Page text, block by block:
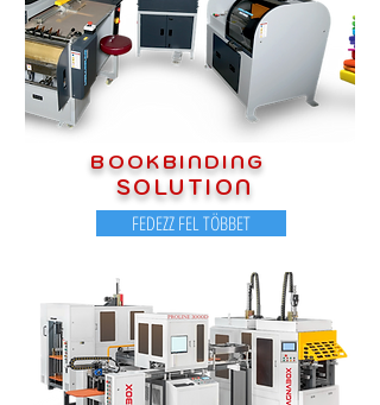
BOOKBINDING
SOLUTION
FEDEZZ FEL TÖBBET